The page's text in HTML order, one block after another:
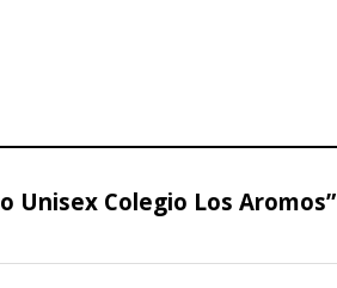
Unisex Colegio Los Aromos”